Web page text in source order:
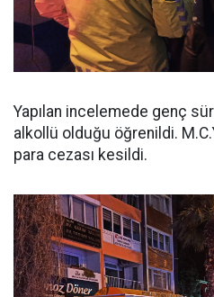
Yapılan incelemede genç
alkollü olduğu öğrenildi.
para cezası kesildi.